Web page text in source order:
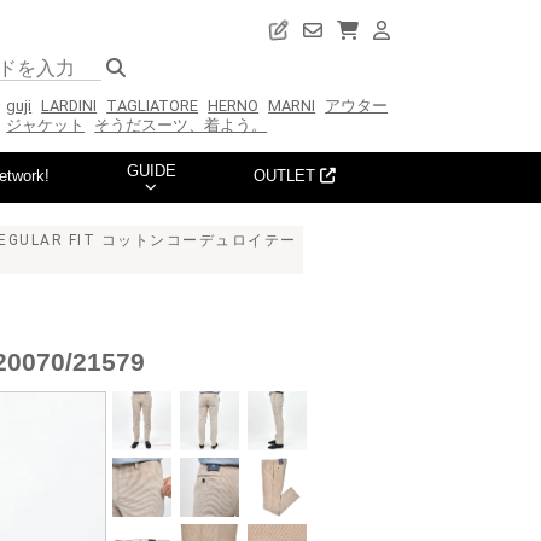
guji LARDINI TAGLIATORE HERNO MARNI
アウター
ジャケット
そうだスーツ、着よう。
GUIDE OUTLET
FIT コットンコーデュロイテー